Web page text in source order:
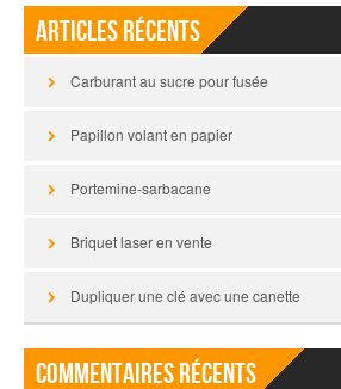
Articles récents
Carburant au sucre pour fusée
Papillon volant en papier
Portemine-sarbacane
Briquet laser en vente
Dupliquer une clé avec une canette
Commentaires récents